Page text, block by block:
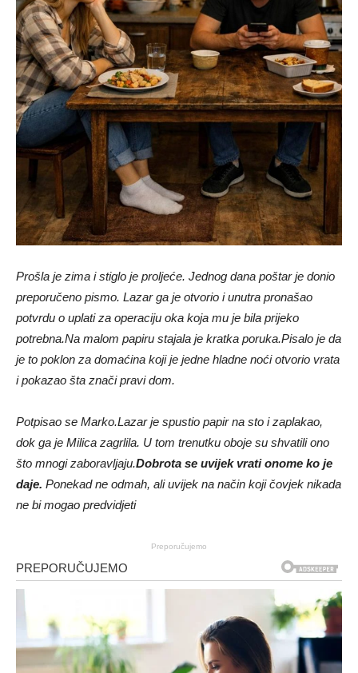
Prošla je zima i stiglo je proljeće. Jednog dana poštar je donio
preporučeno pismo. Lazar ga je otvorio i unutra pronašao
potvrdu o uplati za operaciju oka koja mu je bila prijeko
potrebna.Na malom papiru stajala je kratka poruka.Pisalo je da
je to poklon za domaćina koji je jedne hladne noći otvorio vrata
i pokazao šta znači pravi dom.
Potpisao se Marko.Lazar je spustio papir na sto i zaplakao,
dok ga je Milica zagrlila. U tom trenutku oboje su shvatili ono
što mnogi zaboravljaju.Dobrota se uvijek vrati onome ko je
daje. Ponekad ne odmah, ali uvijek na način koji čovjek nikada
ne bi mogao predvidjeti
Preporučujemo